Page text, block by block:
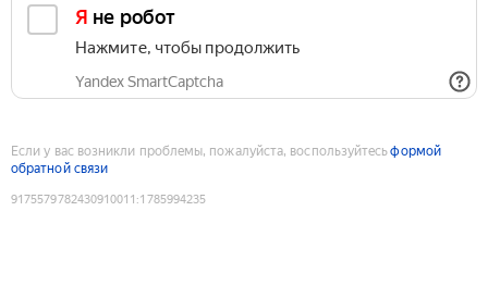
Я не робот
Нажмите, чтобы продолжить
Yandex SmartCaptcha
Если у вас возникли проблемы, пожалуйста, воспользуйтесьформой
обратной связи
9175579782430910011 :1785994235